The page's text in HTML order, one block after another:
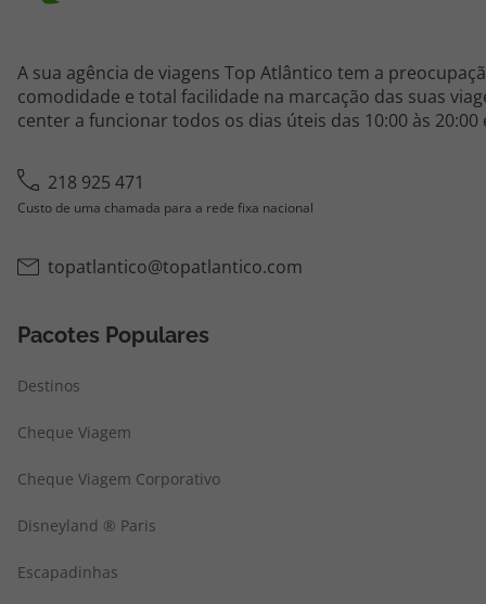
A sua agência de viagens Top Atlântico tem a
comodidade e total facilidade na marcação das suas
center a funcionar todos os dias úteis das 10:00 às 20:00
218 925 471
Custo de uma chamada para a rede fixa nacional
topatlantico@topatlantico.com
Pacotes Populares
Destinos
Cheque Viagem
Cheque Viagem Corporativo
Disneyland ® Paris
Escapadinhas